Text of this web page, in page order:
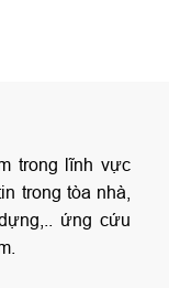
trong lĩnh vực
trong tòa nhà,
ứng cứu